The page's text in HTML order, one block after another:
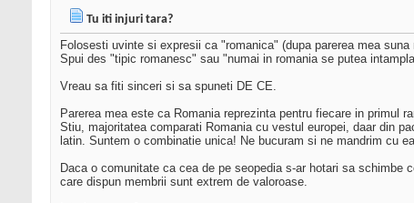
Tu iti injuri tara?
Folosesti uvinte si expresii ca "romanica" (dupa parerea mea
Spui des "tipic romanesc" sau "numai in romania se putea
Vreau sa fiti sinceri si sa spuneti DE CE.
Parerea mea este ca Romania reprezinta pentru fiecare in primul
Stiu, majoritatea comparati Romania cu vestul europei, daar din
latin. Suntem o combinatie unica! Ne bucuram si ne mandrim cu
Daca o comunitate ca cea de pe seopedia s-ar hotari sa
care dispun membrii sunt extrem de valoroase.